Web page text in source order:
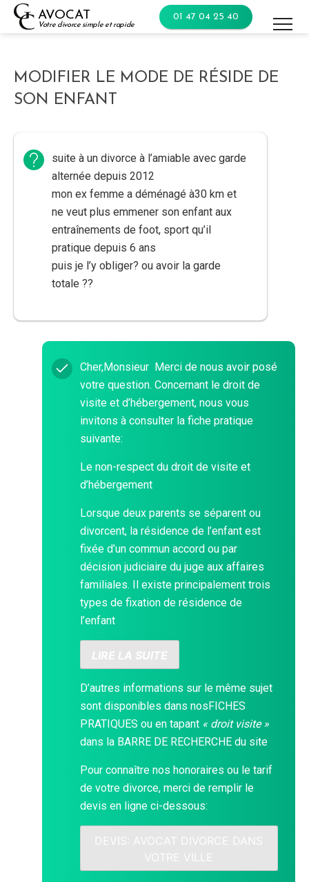
Skip
AVOCAT
Votre divorce simple et rapide
01 47 04 25 40
MODIFIER LE MODE DE RÉSIDE DE
SON ENFANT
suite à un divorce à l’amiable avec garde
alternée depuis 2012
mon ex femme a déménagé à30 km et
ne veut plus emmener son enfant aux
entraînements de foot, sport qu’il
pratique depuis 6 ans
puis je l’y obliger? ou avoir la garde
totale ??
Cher,Monsieur Merci de nous avoir posé
votre question. Concernant le droit de
visite et d’hébergement, nous vous
invitons à consulter la fiche pratique
suivante:
Le non-respect du droit de visite et
d’hébergement
Lorsque deux parents se séparent ou
divorcent, la résidence de l’enfant est
fixée d’un commun accord ou par
décision judiciaire du juge aux affaires
familiales. Il existe principalement trois
types de fixation de résidence de
l’enfant
LIRE LA SUITE
D’autres informations sur le même sujet
sont disponibles dans nosFICHES
PRATIQUES ou en tapant « droit visite »
dans la BARRE DE RECHERCHEdu site
Pour connaître nos honoraires ou le tarif
de votre divorce, merci de remplir le
devis en ligne ci-dessous:
DEVIS: AVOCAT DIVORCE DANS
VOTRE VILLE